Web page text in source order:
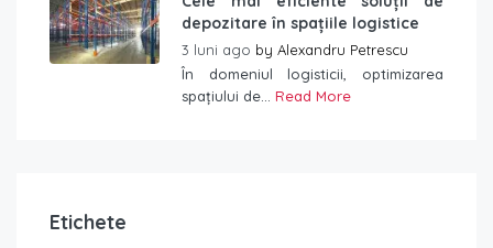
depozitare în spațiile logistice
3 luni ago by Alexandru Petrescu
În domeniul logisticii, optimizarea
spațiului de... Read More
Etichete